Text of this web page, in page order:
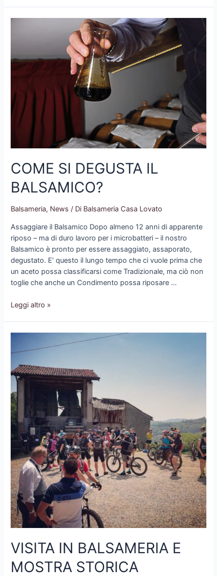
Malga
COME SI DEGUSTA IL
BALSAMICO?
Balsameria, News / Di Balsameria Casa Lovato
Assaggiare il Balsamico Dopo almeno 12 anni di apparente
riposo – ma di duro lavoro per i microbatteri – il nostro
Balsamico è pronto per essere assaggiato, assaporato,
degustato. E’ questo il lungo tempo che ci vuole prima che
un aceto possa classificarsi come Tradizionale, ma ciò non
toglie che anche un Condimento possa riposare …
COME
BALSAMICO?
Leggi altro »
VISITA IN BALSAMERIA E
MOSTRA STORICA